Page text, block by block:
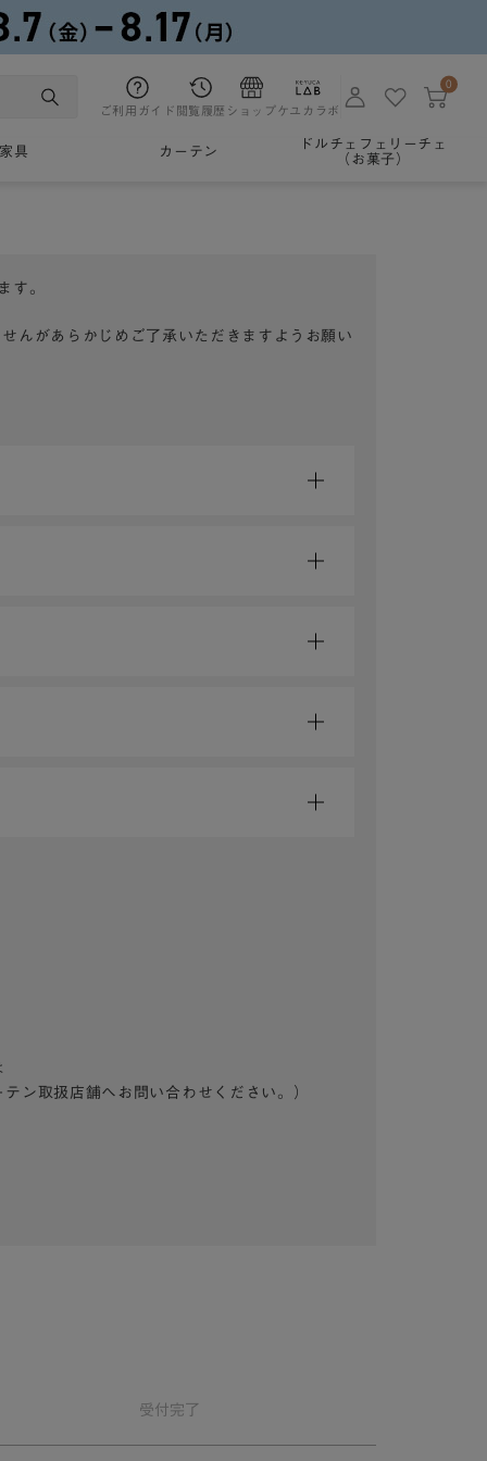
ご利用ガイド 閲覧履歴 ショップケユカラボ
0
家具 カーテン
ドルチェフェリーチェ
（お菓子）
す。
んがあらかじめご了承いただきますようお願い
ン取扱店舗へお問い合わせください。）
受付完了